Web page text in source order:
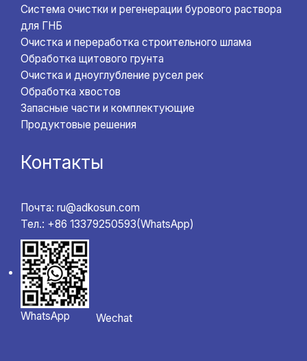
Система очистки и регенерации бурового раствора
для ГНБ
Очистка и переработка строительного шлама
Обработка щитового грунта
Очистка и дноуглубление русел рек
Обработка хвостов
Запасные части и комплектующие
Продуктовые решения
Контакты
Почта: ru@adkosun.com
Тел.: +86 13379250593(WhatsApp)
WhatsApp Wechat